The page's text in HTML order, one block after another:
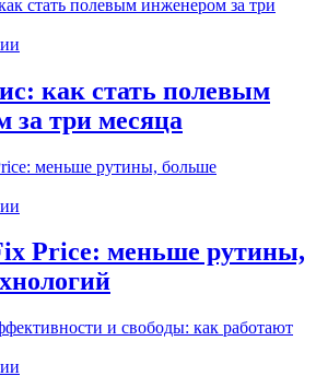
как стать полевым
за три месяца
Price: меньше рутины,